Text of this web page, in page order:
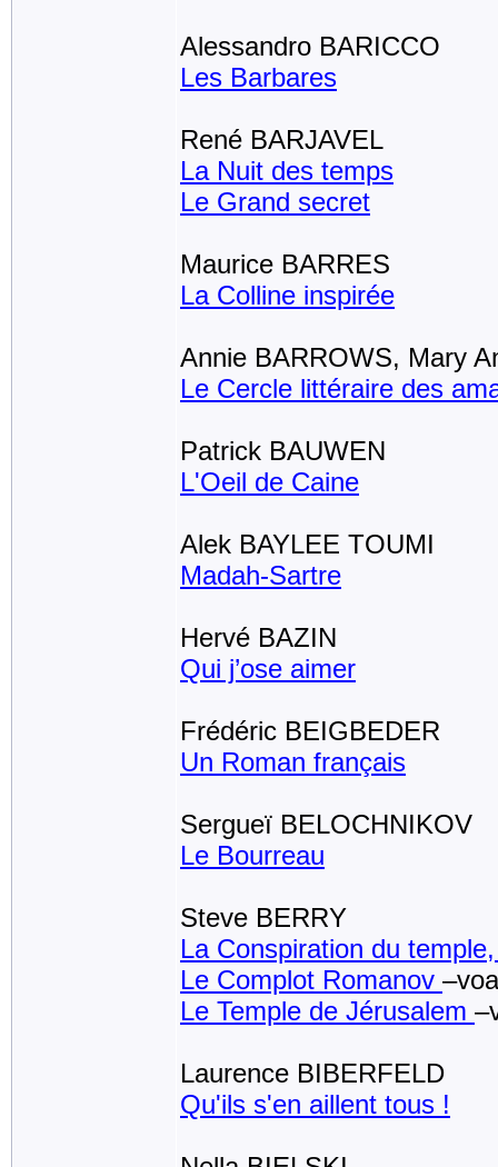
Alessandro BARICCO
Les Barbares
René BARJAVEL
La Nuit des temps
Le Grand secret
Maurice BARRES
La Colline inspirée
Annie BARROWS, Mary
Le Cercle littéraire des
Patrick BAUWEN
L'Oeil de Caine
Alek BAYLEE TOUMI
Madah-Sartre
Hervé BAZIN
Qui j’ose aimer
Frédéric BEIGBEDER
Un Roman français
Sergueï BELOCHNIKOV
Le Bourreau
Steve BERRY
La Conspiration du
Le Complot Romanov
Le Temple de Jérusalem
Laurence BIBERFELD
Qu'ils s'en aillent tous !